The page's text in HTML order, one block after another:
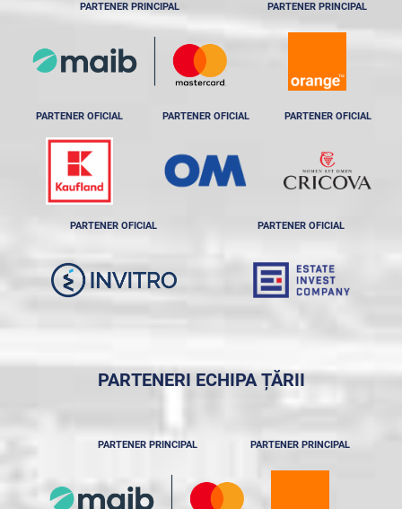
PARTENER PRINCIPAL PARTENER PRINCIPAL
PARTENER OFICIAL PARTENER OFICIAL PARTENER OFICIAL
PARTENER OFICIAL PARTENER OFICIAL
PARTENERI ECHIPA ȚĂRII
PARTENER PRINCIPAL PARTENER PRINCIPAL